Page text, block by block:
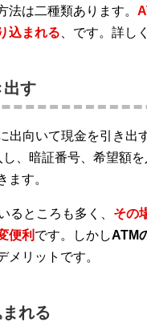
法は二種類あります。
込まれる 、です。詳し
出す
出向いて現金を引き出
、暗証番号、希望額
ます。
るところも多く、 その
便利 です。しかしATM
メリットです。
れる